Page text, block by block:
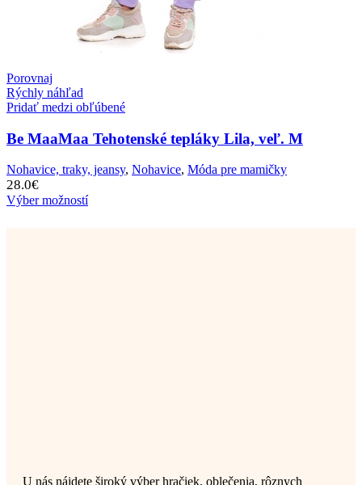
Porovnaj
Rýchly náhľad
Pridať medzi obľúbené
Be MaaMaa Tehotenské tepláky Lila, veľ. M
Nohavice, traky, jeansy, Nohavice, Móda pre mamičky
28.0€
Výber možností
U nás nájdete široký výber hračiek, oblečenia, rôznych